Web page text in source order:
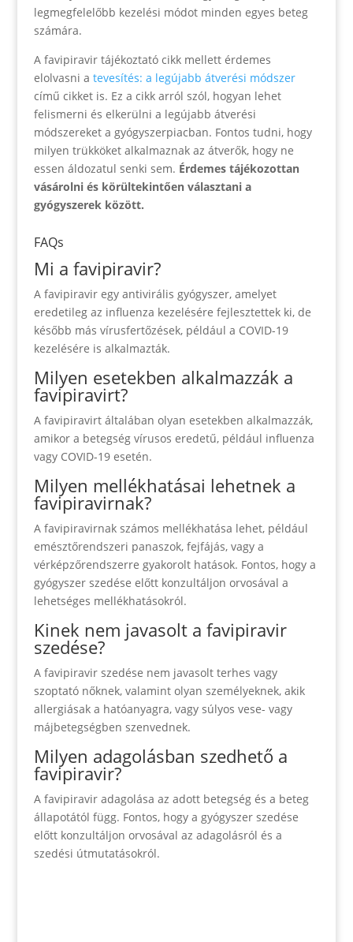
legmegfelelőbb kezelési módot minden egyes beteg
számára.
A favipiravir tájékoztató cikk mellett érdemes
elolvasni a tevesítés: a legújabb átverési módszer
című cikket is. Ez a cikk arról szól, hogyan lehet
felismerni és elkerülni a legújabb átverési
módszereket a gyógyszerpiacban. Fontos tudni, hogy
milyen trükköket alkalmaznak az átverők, hogy ne
essen áldozatul senki sem. Érdemes tájékozottan
vásárolni és körültekintően választani a
gyógyszerek között.
FAQs
Mi a favipiravir?
A favipiravir egy antivirális gyógyszer, amelyet
eredetileg az influenza kezelésére fejlesztettek ki, de
később más vírusfertőzések, például a COVID-19
kezelésére is alkalmazták.
Milyen esetekben alkalmazzák a
favipiravirt?
A favipiravirt általában olyan esetekben alkalmazzák,
amikor a betegség vírusos eredetű, például influenza
vagy COVID-19 esetén.
Milyen mellékhatásai lehetnek a
favipiravirnak?
A favipiravirnak számos mellékhatása lehet, például
emésztőrendszeri panaszok, fejfájás, vagy a
vérképzőrendszerre gyakorolt hatások. Fontos, hogy a
gyógyszer szedése előtt konzultáljon orvosával a
lehetséges mellékhatásokról.
Kinek nem javasolt a favipiravir
szedése?
A favipiravir szedése nem javasolt terhes vagy
szoptató nőknek, valamint olyan személyeknek, akik
allergiásak a hatóanyagra, vagy súlyos vese- vagy
májbetegségben szenvednek.
Milyen adagolásban szedhető a
favipiravir?
A favipiravir adagolása az adott betegség és a beteg
állapotától függ. Fontos, hogy a gyógyszer szedése
előtt konzultáljon orvosával az adagolásról és a
szedési útmutatásokról.